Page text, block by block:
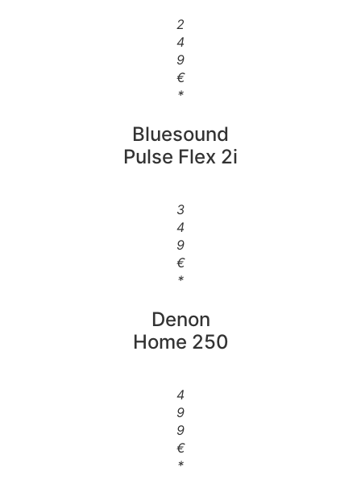
2
4
9
€
*
Bluesound
Pulse Flex 2i
3
4
9
€
*
Denon
Home 250
4
9
9
€
*